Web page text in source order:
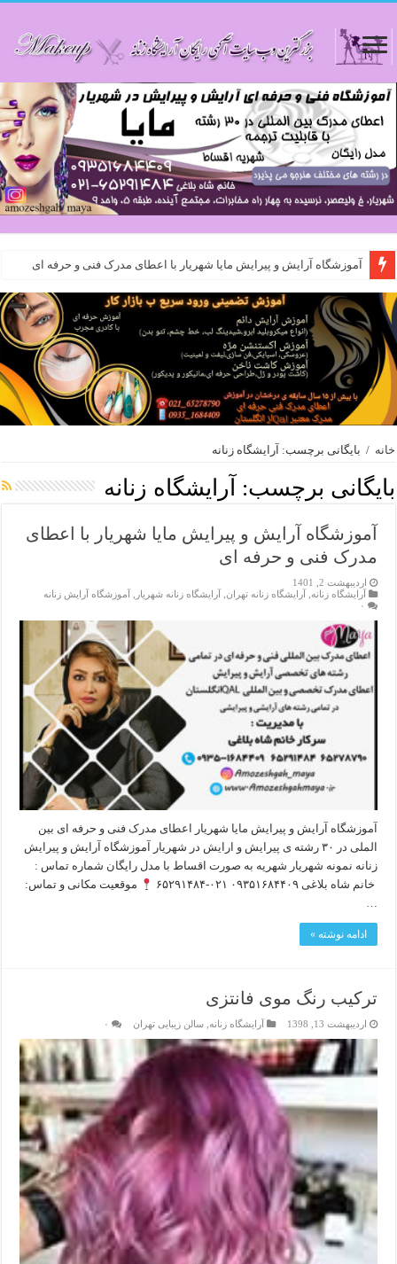
آموزشگاه آرایش و پیرایش مایا شهریار با اعطای مدرک فنی و حرفه ای
اموزشگاه مایا شهریار : آموزشگاه مراقبت و زیبایی در شهریار با مدیریت خانم
خانه / بایگانی برچسب: آرایشگاه زنانه
بایگانی برچسب: آرایشگاه زنانه
آموزشگاه آرایش و پیرایش مایا شهریار با اعطای
مدرک فنی و حرفه ای
اردیبهشت 2, 1401
آرایشگاه زنانه ,آرایشگاه زنانه تهران ,آرایشگاه زنانه شهریار ,آموزشگاه آرایش زنانه
۰
آموزشگاه آرایش و پیرایش مایا شهریار اعطای مدرک فنی و حرفه ای بین
الملی در ۳۰ رشته ی پیرایش و ارایش در شهریار آموزشگاه آرایش و پیرایش
زنانه نمونه شهریار شهریه به صورت اقساط با مدل رایگان شماره تماس :
خانم شاه بلاغی ۰۹۳۵۱۶۸۴۴۰۹ ۰۲۱-۶۵۲۹۱۴۸۴
موقعیت مکانی و تماس:
…
ادامه نوشته »
ترکیب رنگ موی فانتزی
اردیبهشت 13, 1398 آرایشگاه زنانه ,سالن زیبایی تهران ۰